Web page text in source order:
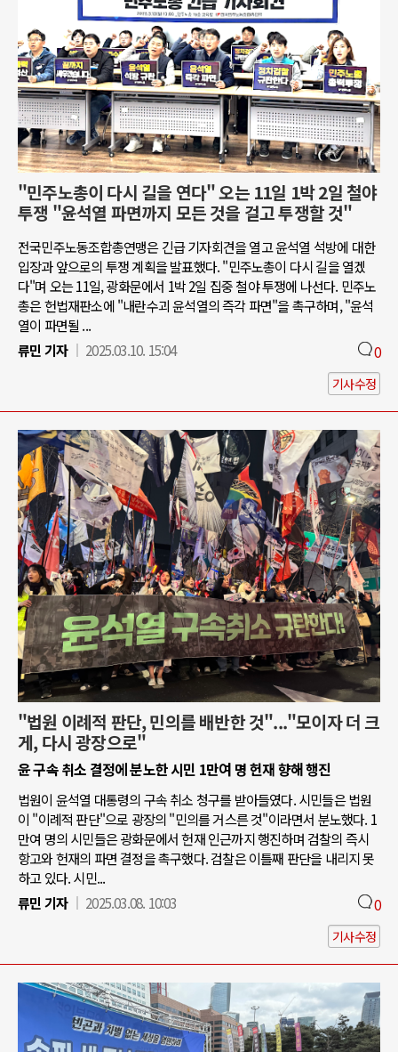
"민주노총이 다시 길을 연다" 오는 11일 1박 2일 철야
투쟁 "윤석열 파면까지 모든 것을 걸고 투쟁할 것"
전국민주노동조합총연맹은 긴급 기자회견을 열고 윤석열 석방에 대한
입장과 앞으로의 투쟁 계획을 발표했다. "민주노총이 다시 길을 열겠
다"며 오는 11일, 광화문에서 1박 2일 집중 철야 투쟁에 나선다. 민주노
총은 헌법재판소에 "내란수괴 윤석열의 즉각 파면"을 촉구하며, "윤석
열이 파면될 ...
류민 기자
2025.03.10. 15:04 0
기사수정
"법원 이례적 판단, 민의를 배반한 것"..."모이자 더 크
게, 다시 광장으로"
윤 구속 취소 결정에 분노한 시민 1만여 명 헌재 향해 행진
법원이 윤석열 대통령의 구속 취소 청구를 받아들였다. 시민들은 법원
이 "이례적 판단"으로 광장의 "민의를 거스른 것"이라면서 분노했다. 1
만여 명의 시민들은 광화문에서 헌재 인근까지 행진하며 검찰의 즉시
항고와 헌재의 파면 결정을 촉구했다. 검찰은 이틀째 판단을 내리지 못
하고 있다. 시민...
류민 기자
2025.03.08. 10:03 0
기사수정